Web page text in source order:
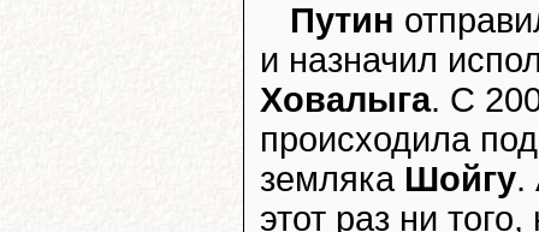
Путин
и назначил
Ховалыга. С
происходила
земляка Шойгу.
этот раз ни